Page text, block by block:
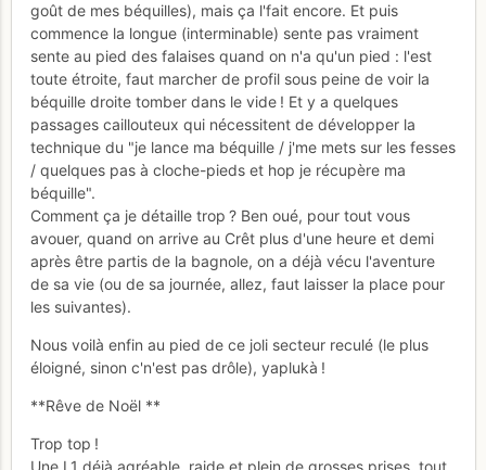
goût de mes béquilles), mais ça l'fait encore. Et puis
commence la longue (interminable) sente pas vraiment
sente au pied des falaises quand on n'a qu'un pied : l'est
toute étroite, faut marcher de profil sous peine de voir la
béquille droite tomber dans le vide ! Et y a quelques
passages caillouteux qui nécessitent de développer la
technique du "je lance ma béquille / j'me mets sur les fesses
/ quelques pas à cloche-pieds et hop je récupère ma
béquille".
Comment ça je détaille trop ? Ben oué, pour tout vous
avouer, quand on arrive au Crêt plus d'une heure et demi
après être partis de la bagnole, on a déjà vécu l'aventure
de sa vie (ou de sa journée, allez, faut laisser la place pour
les suivantes).
Nous voilà enfin au pied de ce joli secteur reculé (le plus
éloigné, sinon c'n'est pas drôle), yaplukà !
**Rêve de Noël **
Trop top !